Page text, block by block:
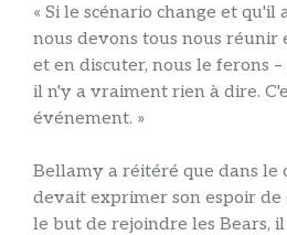
« Si le scénario change et
nous devons tous nous réunir
et en discuter, nous le ferons
il n'y a vraiment rien à dire.
événement. »
Bellamy a réitéré que dans le
devait exprimer son espoir
le but de rejoindre les Bears,